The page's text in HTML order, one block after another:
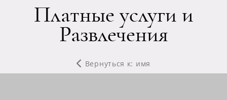
NL
Вернуться к: имя
Платные услуги и
Развлечения